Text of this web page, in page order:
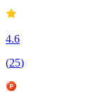
4.6
(25)